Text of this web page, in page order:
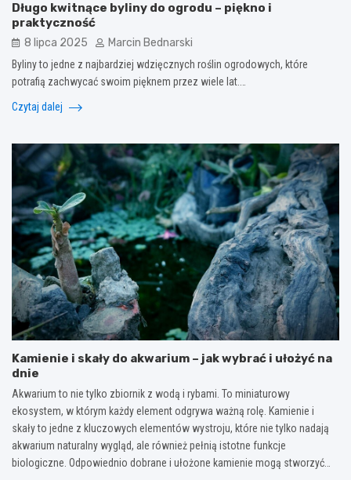
Długo kwitnące byliny do ogrodu – piękno i
praktyczność
8 lipca 2025 Marcin Bednarski
Byliny to jedne z najbardziej wdzięcznych roślin ogrodowych, które
potrafią zachwycać swoim pięknem przez wiele lat.…
Czytaj dalej
Kamienie i skały do akwarium – jak wybrać i ułożyć na
dnie
Akwarium to nie tylko zbiornik z wodą i rybami. To miniaturowy
ekosystem, w którym każdy element odgrywa ważną rolę. Kamienie i
skały to jedne z kluczowych elementów wystroju, które nie tylko nadają
akwarium naturalny wygląd, ale również pełnią istotne funkcje
biologiczne. Odpowiednio dobrane i ułożone kamienie mogą stworzyć…